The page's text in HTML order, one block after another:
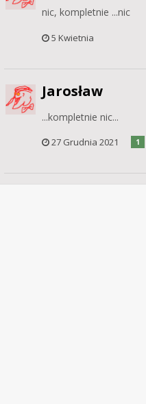
nic, kompletnie ...nic
5 Kwietnia
Jarosław
...kompletnie nic...
27 Grudnia 2021 1